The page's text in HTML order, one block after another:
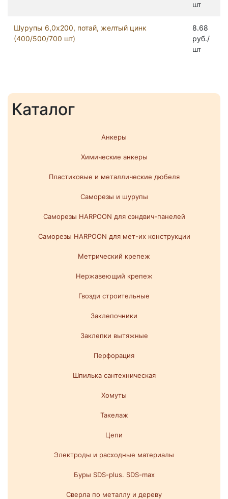
Каталог
Анкеры
Химические анкеры
Пластиковые и металлические дюбеля
Саморезы и шурупы
Саморезы HARPOON для сэндвич-панелей
Саморезы HARPOON для мет-их конструкции
Метрический крепеж
Нержавеющий крепеж
Гвозди строительные
Заклепочники
Заклепки вытяжные
Перфорация
Шпилька сантехническая
Хомуты
Такелаж
Цепи
Электроды и расходные материалы
Буры SDS-plus. SDS-max
Сверла по металлу и дереву
шт
Шурупы 6,0х200, потай, желтый цинк
(400/500/700 шт)
8.68
руб./
шт